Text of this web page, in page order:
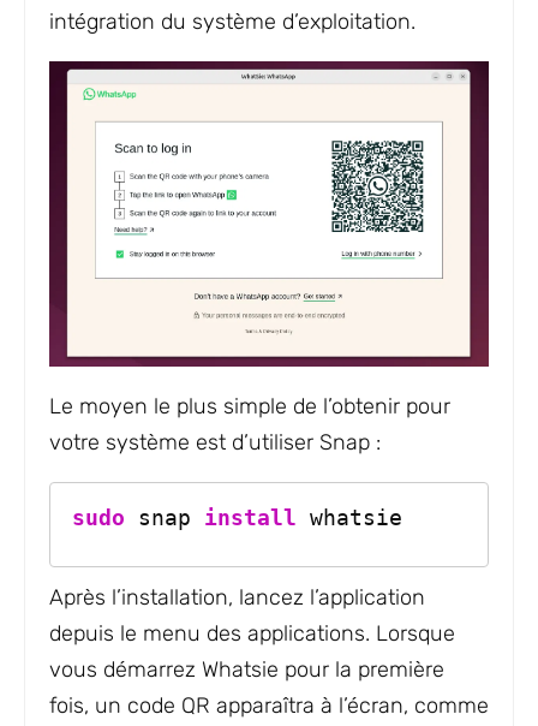
intégration du système d’exploitation.
Le moyen le plus simple de l’obtenir pour
votre système est d’utiliser Snap :
sudo snap install whatsie
Après l’installation, lancez l’application
depuis le menu des applications. Lorsque
vous démarrez Whatsie pour la première
fois, un code QR apparaîtra à l’écran, comme